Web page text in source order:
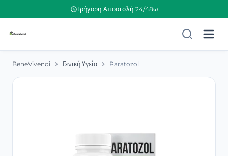
Γρήγορη Αποστολή 24/48ω
BeneVivendi Γενική Υγεία Paratozol